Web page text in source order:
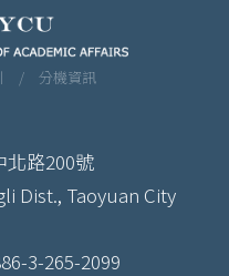
/ 分機資訊
北路200號
Dist., Taoyuan City
3-265-2099